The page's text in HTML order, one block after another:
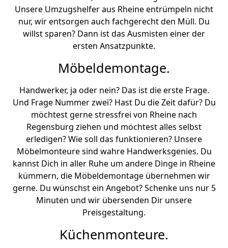
Unsere Umzugshelfer aus Rheine entrümpeln nicht
nur, wir entsorgen auch fachgerecht den Müll. Du
willst sparen? Dann ist das Ausmisten einer der
ersten Ansatzpunkte.
Möbeldemontage.
Handwerker, ja oder nein? Das ist die erste Frage.
Und Frage Nummer zwei? Hast Du die Zeit dafür? Du
möchtest gerne stressfrei von Rheine nach
Regensburg ziehen und möchtest alles selbst
erledigen? Wie soll das funktionieren? Unsere
Möbelmonteure sind wahre Handwerksgenies. Du
kannst Dich in aller Ruhe um andere Dinge in Rheine
kümmern, die Möbeldemontage übernehmen wir
gerne. Du wünschst ein Angebot? Schenke uns nur 5
Minuten und wir übersenden Dir unsere
Preisgestaltung.
Küchenmonteure.